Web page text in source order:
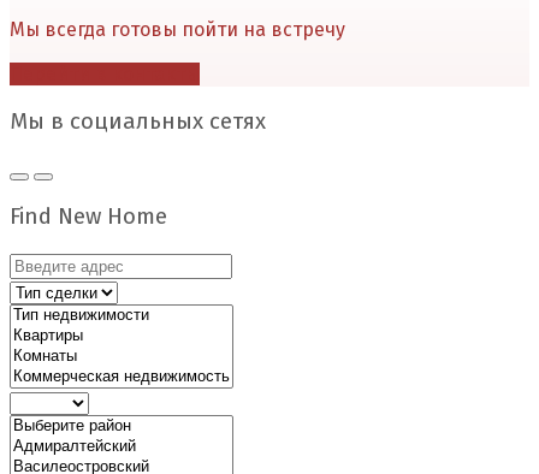
Мы всегда готовы пойти на встречу
Мы в социальных сетях
Find New Home